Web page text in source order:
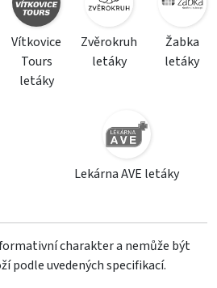
Vítkovice
Tours
letáky
Zvěrokruh
letáky
Žabka
letáky
Lekárna AVE letáky
charakter a nemůže být
podle uvedených specifikací.